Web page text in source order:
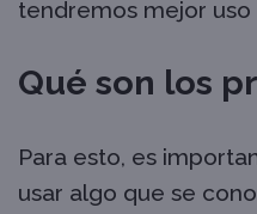
tendremos mejor uso
Qué son los
Para esto, es
usar algo que se